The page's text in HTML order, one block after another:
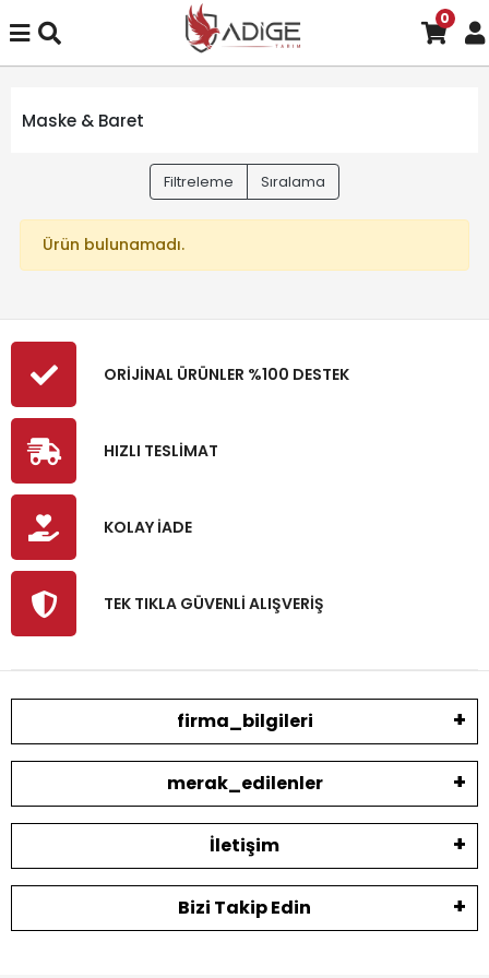
0
Maske & Baret
Filtreleme Sıralama
Ürün bulunamadı.
ORİJİNAL ÜRÜNLER %100 DESTEK
HIZLI TESLİMAT
KOLAY İADE
TEK TIKLA GÜVENLİ ALIŞVERİŞ
firma_bilgileri
merak_edilenler
İletişim
Bizi Takip Edin